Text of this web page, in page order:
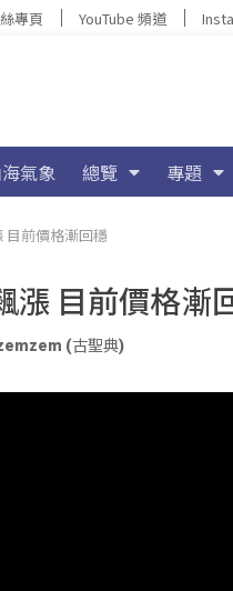
專頁 YouTube 頻道
氣象 總覽 專題
目前價格漸回穩
漲 目前價格漸
(古聖典)